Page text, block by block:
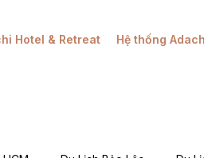
Hotel & Retreat Hệ thống